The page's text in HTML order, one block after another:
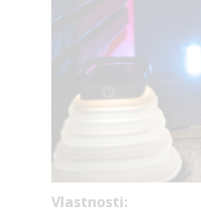
Vlastnosti: